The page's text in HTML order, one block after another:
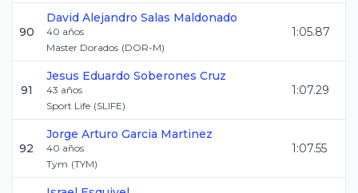
90
David Alejandro Salas Maldonado
40 años
Master Dorados (DOR-M)
1:05.87
91
Jesus Eduardo Soberones Cruz
43 años
Sport Life (SLIFE)
1:07.29
92
Jorge Arturo Garcia Martinez
40 años
Tym (TYM)
1:07.55